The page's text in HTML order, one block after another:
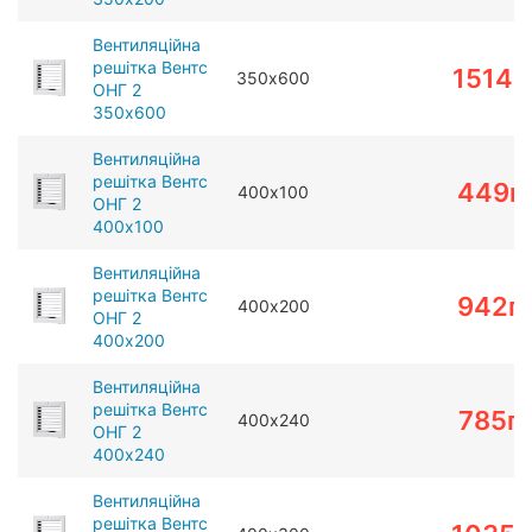
Вентиляційна
решітка Вентс
ОНГ 2
350х600
350х600 1514
Вентиляційна
решітка Вентс
ОНГ 2
400х100
400х100 449
Вентиляційна
решітка Вентс
ОНГ 2
400х200
400х200 942
Вентиляційна
решітка Вентс
ОНГ 2
400х240
400х240 785
Вентиляційна
решітка Вентс